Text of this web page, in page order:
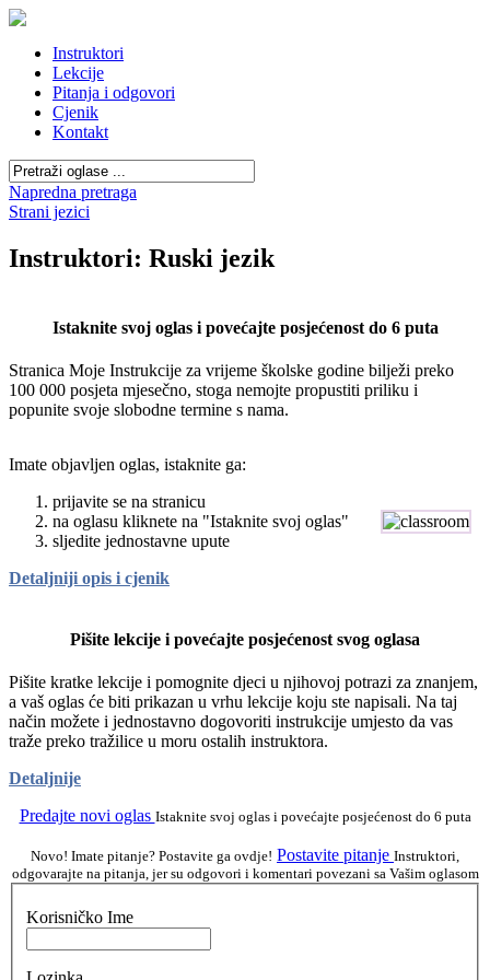
Instruktori
Lekcije
Pitanja i odgovori
Cjenik
Kontakt
Napredna pretraga
Strani jezici
Instruktori: Ruski jezik
Istaknite svoj oglas i povećajte posjećenost do 6 puta
Stranica Moje Instrukcije za vrijeme školske godine bilježi preko
100 000 posjeta mjesečno, stoga nemojte propustiti priliku i
popunite svoje slobodne termine s nama.
Imate objavljen oglas, istaknite ga:
prijavite se na stranicu
na oglasu kliknete na "Istaknite svoj oglas"
sljedite jednostavne upute
Detaljniji opis i cjenik
Pišite lekcije i povećajte posjećenost svog oglasa
Pišite kratke lekcije i pomognite djeci u njihovoj potrazi za znanjem,
a vaš oglas će biti prikazan u vrhu lekcije koju ste napisali. Na taj
način možete i jednostavno dogovoriti instrukcije umjesto da vas
traže preko tražilice u moru ostalih instruktora.
Detaljnije
Predajte novi oglas Istaknite svoj oglas i povećajte posjećenost do 6 puta
Novo! Imate pitanje? Postavite ga ovdje! Postavite pitanje Instruktori,
odgovarajte na pitanja, jer su odgovori i komentari povezani sa Vašim oglasom
Korisničko Ime